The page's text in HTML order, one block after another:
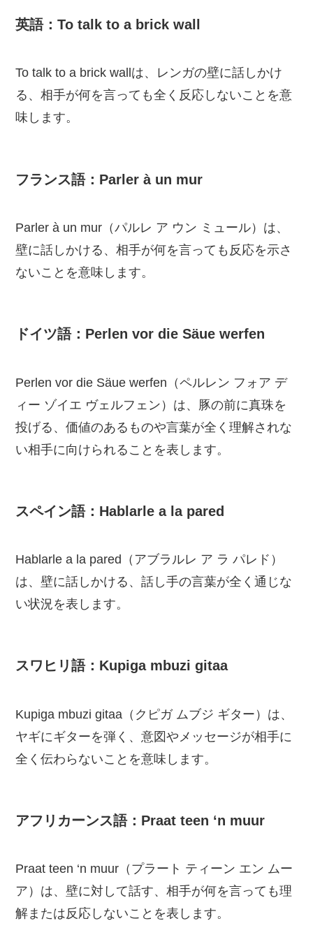
英語：To talk to a brick wall
To talk to a brick wallは、レンガの壁に話しかけ
る、相手が何を言っても全く反応しないことを意
味します。
フランス語：Parler à un mur
Parler à un mur（パルレ ア ウン ミュール）は、
壁に話しかける、相手が何を言っても反応を示さ
ないことを意味します。
ドイツ語：Perlen vor die Säue werfen
Perlen vor die Säue werfen（ペルレン フォア デ
ィー ゾイエ ヴェルフェン）は、豚の前に真珠を
投げる、価値のあるものや言葉が全く理解されな
い相手に向けられることを表します。
スペイン語：Hablarle a la pared
Hablarle a la pared（アブラルレ ア ラ パレド）
は、壁に話しかける、話し手の言葉が全く通じな
い状況を表します。
スワヒリ語：Kupiga mbuzi gitaa
Kupiga mbuzi gitaa（クピガ ムブジ ギター）は、
ヤギにギターを弾く、意図やメッセージが相手に
全く伝わらないことを意味します。
アフリカーンス語：Praat teen ‘n muur
Praat teen ‘n muur（プラート ティーン エン ムー
ア）は、壁に対して話す、相手が何を言っても理
解または反応しないことを表します。